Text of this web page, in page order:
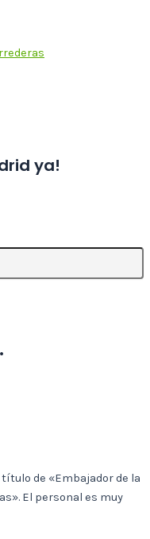
ya!
de «Embajador de la
El personal es muy